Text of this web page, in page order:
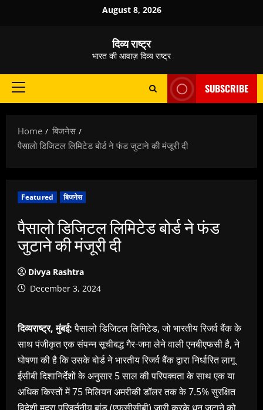
August 8, 2026
दिव्य राष्ट्र
भारत की आवाज़ दिव्य राष्ट्र
Primary
SUBSCRIBE
Home
बिजनेस
पैसालो डिजिटल लिमिटेड बोर्ड ने फंड जुटाने की मंजूरी दी
Featured बिजनेस
पैसालो डिजिटल लिमिटेड बोर्ड ने फंड
जुटाने की मंजूरी दी
Divya Rashtra
December 3, 2024
दिव्यराष्ट्र, मुंबई:पैसालो डिजिटल लिमिटेड, जो भारतीय रिजर्व बैंक के
साथ पंजीकृत एक संपन्न सूचीबद्ध गैर-जमा लेने वाली एनबीएफसी है, ने
घोषणा की है कि उसके बोर्ड ने भारतीय रिजर्व बैंक द्वारा निर्धारित लागू
ईसीबी दिशानिर्देशों के अनुसार 5 साल की परिपक्वता के साथ एक या
अधिक किस्तों में 75 मिलियन अमरीकी डॉलर तक के 7.5% सुरक्षित